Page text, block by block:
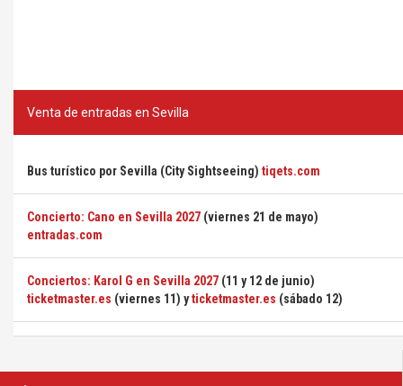
Venta de entradas en Sevilla
Bus turístico por Sevilla (City Sightseeing) tiqets.com
Concierto: Cano en Sevilla 2027 (viernes 21 de mayo)
entradas.com
Conciertos: Karol G en Sevilla 2027 (11 y 12 de junio)
ticketmaster.es (viernes 11) yticketmaster.es (sábado 12)